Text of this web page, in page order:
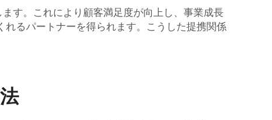
す。これにより顧客満足度が向上し、事業成長
るパートナーを得られます。こうした提携関係